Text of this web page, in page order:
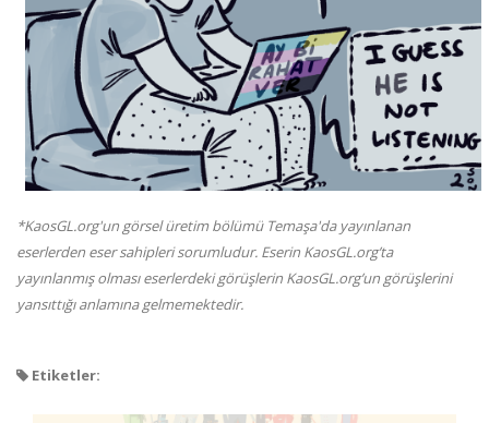
*KaosGL.org'un görsel üretim bölümü Temaşa'da yayınlanan
eserlerden eser sahipleri sorumludur. Eserin KaosGL.org’ta
yayınlanmış olması eserlerdeki görüşlerin KaosGL.org’un görüşlerini
yansıttığı anlamına gelmemektedir.
Etiketler: